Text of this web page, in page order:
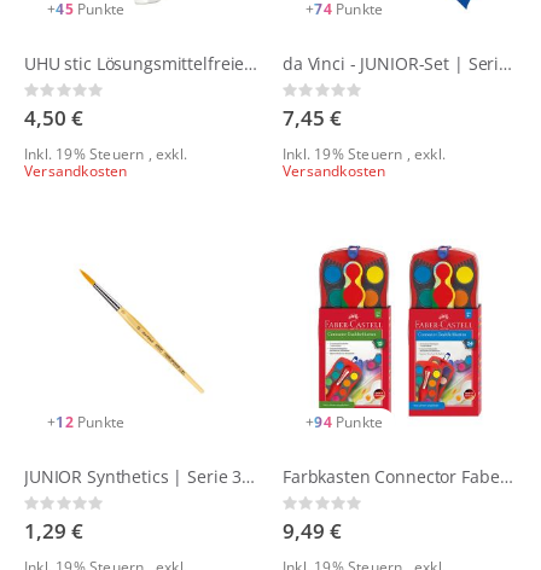
+45 Punkte
UHU stic Lösungsmittelfreier Klebestift
Rating:
0%
4,50 €
Inkl. 19% Steuern ,exkl.
Versandkosten
+74 Punkte
da Vinci - JUNIOR-Set | Serie 4212
Rating:
0%
7,45 €
Inkl. 19% Steuern ,exkl.
Versandkosten
+12 Punkte
JUNIOR Synthetics | Serie 303 da Vinci
Rating:
0%
1,29 €
+94 Punkte
Farbkasten Connector Faber Castell
Rating:
0%
9,49 €